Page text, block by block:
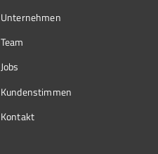
Unternehmen
Team
Jobs
Kundenstimmen
Kontakt